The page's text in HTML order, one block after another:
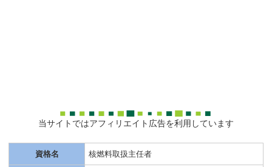
当サイトではアフィリエイト広告を利用しています
資格名 核燃料取扱主任者